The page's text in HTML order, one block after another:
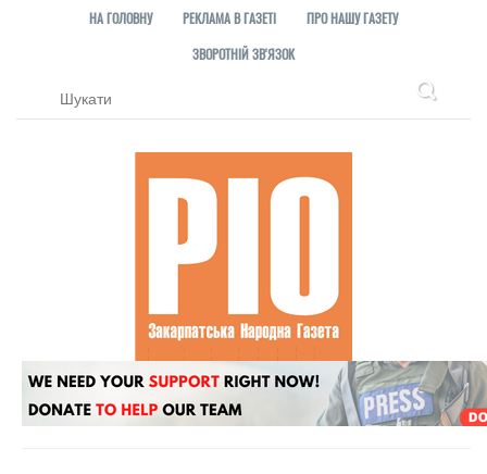
НА ГОЛОВНУ РЕКЛАМА В ГАЗЕТІ
ПРО НАШУ ГАЗЕТУ
ЗВОРОТНІЙ ЗВ'ЯЗОК